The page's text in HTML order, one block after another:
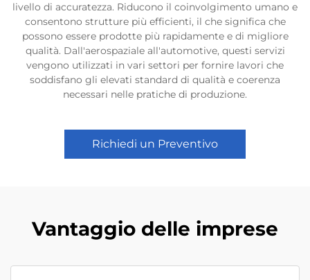
livello di accuratezza. Riducono il coinvolgimento umano e
consentono strutture più efficienti, il che significa che
possono essere prodotte più rapidamente e di migliore
qualità. Dall'aerospaziale all'automotive, questi servizi
vengono utilizzati in vari settori per fornire lavori che
soddisfano gli elevati standard di qualità e coerenza
necessari nelle pratiche di produzione.
Richiedi un Preventivo
Vantaggio delle imprese